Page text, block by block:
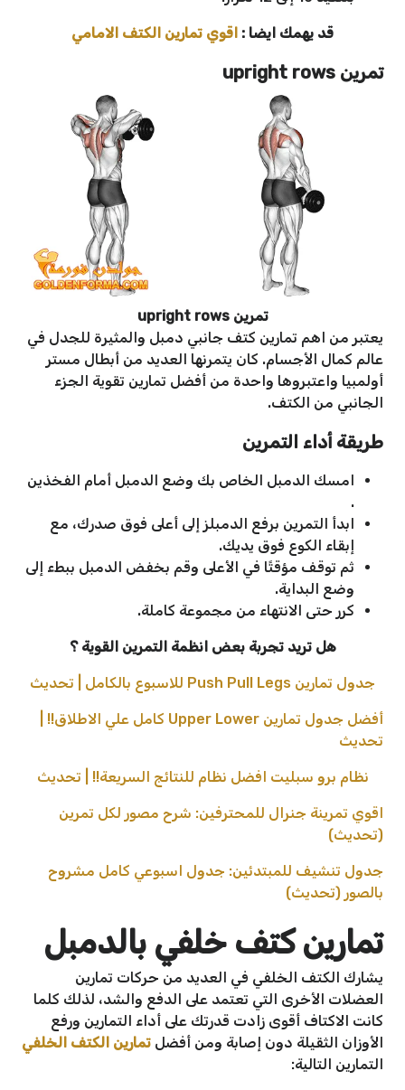
قد يهمك ايضا : اقوي تمارين الكتف الامامي
تمرين upright rows
تمرين upright rows
يعتبر من اهم تمارين كتف جانبي دمبل والمثيرة للجدل في
عالم كمال الأجسام. كان يتمرنها العديد من أبطال مستر
أولمبيا واعتبروها واحدة من أفضل تمارين تقوية الجزء
الجانبي من الكتف.
طريقة أداء التمرين
امسك الدمبل الخاص بك وضع الدمبل أمام الفخذين
.
ابدأ التمرين برفع الدمبلز إلى أعلى فوق صدرك، مع
إبقاء الكوع فوق يديك.
ثم توقف مؤقتًا في الأعلى وقم بخفض الدمبل ببطء إلى
وضع البداية.
كرر حتى الانتهاء من مجموعة كاملة.
هل تريد تجربة بعض انظمة التمرين القوية ؟
جدول تمارين Push Pull Legs للاسبوع بالكامل | تحديث
أفضل جدول تمارين Upper Lower كامل علي الاطلاق!! |
تحديث
نظام برو سبليت افضل نظام للنتائج السريعة!! | تحديث
اقوي تمرينة جنرال للمحترفين: شرح مصور لكل تمرين
(تحديث)
جدول تنشيف للمبتدئين: جدول اسبوعي كامل مشروح
بالصور (تحديث)
تمارين كتف خلفي بالدمبل
يشارك الكتف الخلفي في العديد من حركات تمارين
العضلات الأخرى التي تعتمد على الدفع والشد، لذلك كلما
كانت الاكتاف أقوى زادت قدرتك على أداء التمارين ورفع
الأوزان الثقيلة دون إصابة ومن أفضل تمارين الكتف الخلفي
التمارين التالية: